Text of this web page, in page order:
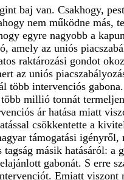
baj van. Csakhogy,
nem működne más,
egyre nagyobb a
amely az uniós
raktározási gondot
az uniós
intervenciós
millió tonnát
ár hatása miatt
csökkentette a
támogatási
másik hatásáról:
gabonát. S erre
Emiatt